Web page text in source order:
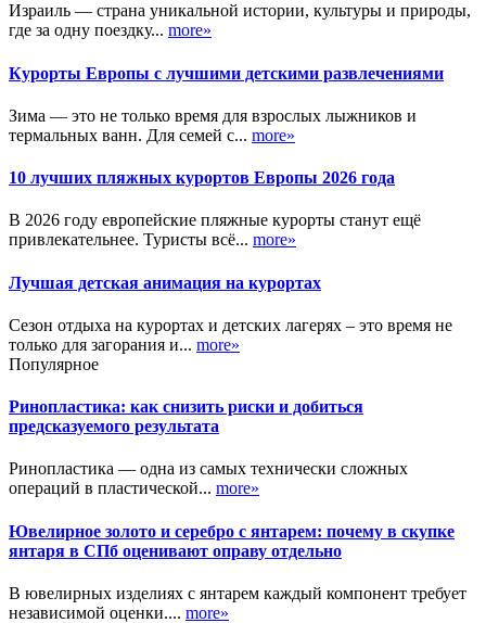
Израиль — страна уникальной истории, культуры и природы,
где за одну поездку... more»
Курорты Европы с лучшими детскими развлечениями
Зима — это не только время для взрослых лыжников и
термальных ванн. Для семей с... more»
10 лучших пляжных курортов Европы 2026 года
В 2026 году европейские пляжные курорты станут ещё
привлекательнее. Туристы всё... more»
Лучшая детская анимация на курортах
Сезон отдыха на курортах и детских лагерях – это время не
только для загорания и... more»
Популярное
Ринопластика: как снизить риски и добиться
предсказуемого результата
Ринопластика — одна из самых технически сложных
операций в пластической... more»
Ювелирное золото и серебро с янтарем: почему в скупке
янтаря в СПб оценивают оправу отдельно
В ювелирных изделиях с янтарем каждый компонент требует
независимой оценки.... more»